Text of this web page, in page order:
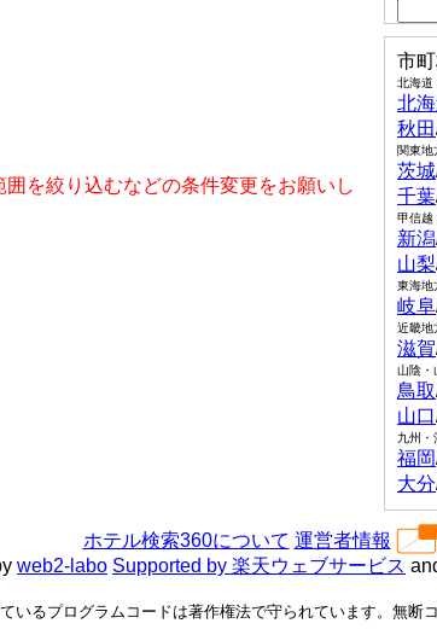
を絞り込むなどの条件変更をお願いし
市
北海道
北
秋田
関東地
茨城
千葉
甲信越
新潟
山梨
東海地
岐阜
近畿地
滋賀
山陰・
鳥取
山口
九州・
福岡
大分
ホテル検索360について 運営者情報
web2-labo Supported by 楽天ウェブサービス
いるプログラムコードは著作権法で守られています。無断